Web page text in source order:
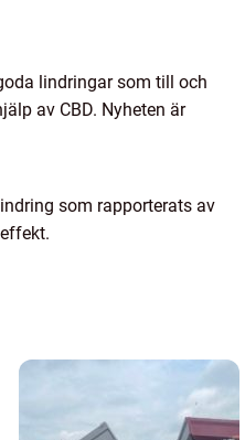
lindringar som till och
av CBD. Nyheten är
som rapporterats av